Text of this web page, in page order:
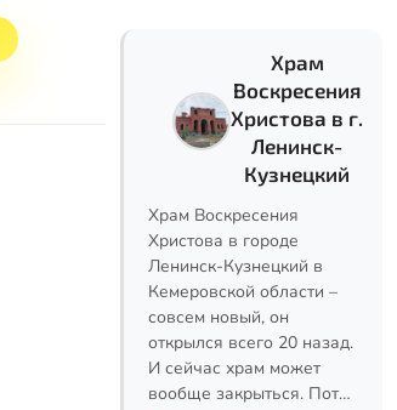
Храм
Воскресения
Христова в г.
Ленинск-
Кузнецкий
Храм Воскресения
Христова в городе
Ленинск-Кузнецкий в
Кемеровской области –
совсем новый, он
открылся всего 20 назад.
И сейчас храм может
вообще закрыться. Пот…